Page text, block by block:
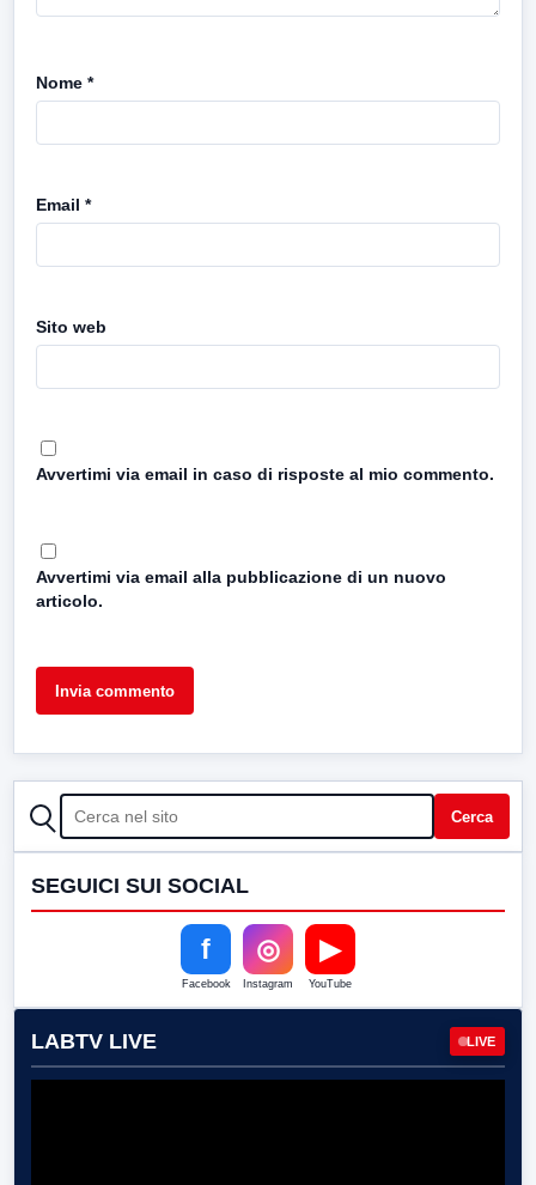
Nome *
Email *
Sito web
Avvertimi via email in caso di risposte al mio commento.
Avvertimi via email alla pubblicazione di un nuovo
articolo.
CERCA Cerca
SEGUICI SUI SOCIAL
f
Facebook
◎
Instagram
▶
YouTube
LABTV LIVE LIVE